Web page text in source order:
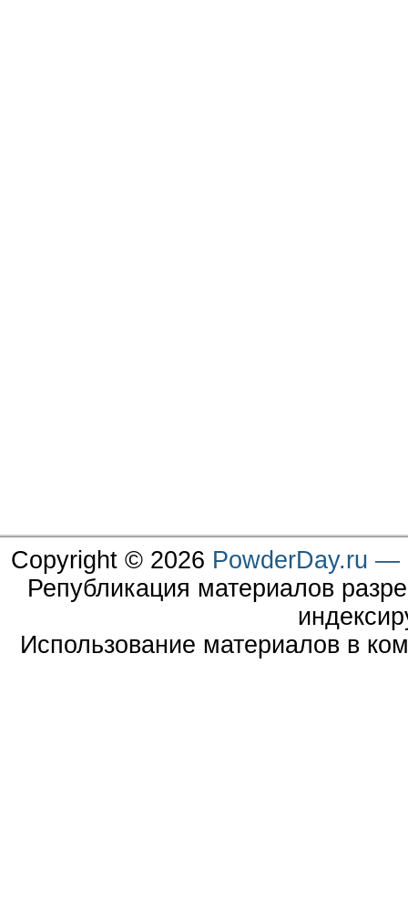
Copyright © 2026 PowderDay.ru —
Републикация материалов
Использование материалов в